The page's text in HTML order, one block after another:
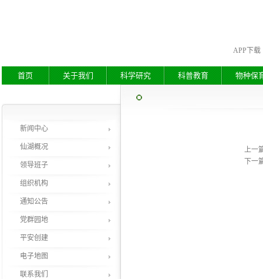
APP下载
首页 关于我们 科学研究 科普教育 物种保
上一
下一
新闻中心
仙湖概况
领导班子
组织机构
通知公告
党群园地
平安创建
电子地图
联系我们